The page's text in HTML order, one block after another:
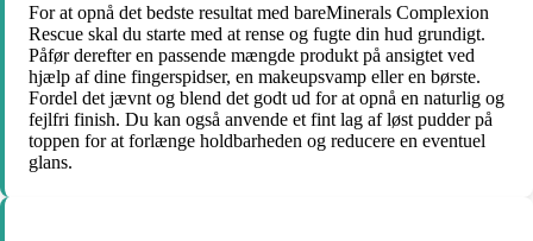
For at opnå det bedste resultat med bareMinerals Complexion
Rescue skal du starte med at rense og fugte din hud grundigt.
Påfør derefter en passende mængde produkt på ansigtet ved
hjælp af dine fingerspidser, en makeupsvamp eller en børste.
Fordel det jævnt og blend det godt ud for at opnå en naturlig og
fejlfri finish. Du kan også anvende et fint lag af løst pudder på
toppen for at forlænge holdbarheden og reducere en eventuel
glans.